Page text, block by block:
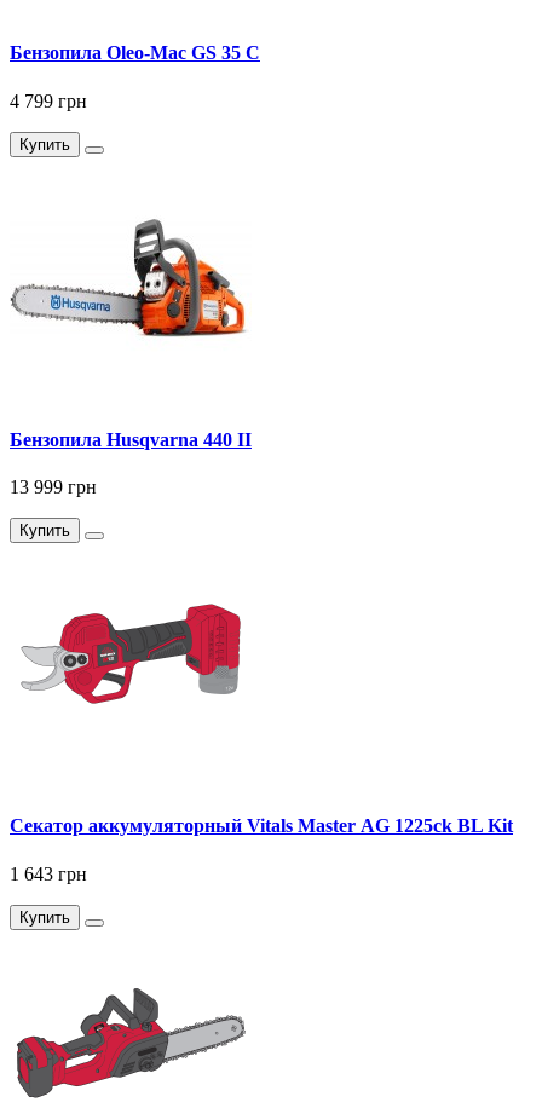
Бензопила Oleo-Mac GS 35 C
4 799 грн
Купить
Бензопила Husqvarna 440 II
13 999 грн
Купить
Секатор аккумуляторный Vitals Master AG 1225ck BL Kit
1 643 грн
Купить